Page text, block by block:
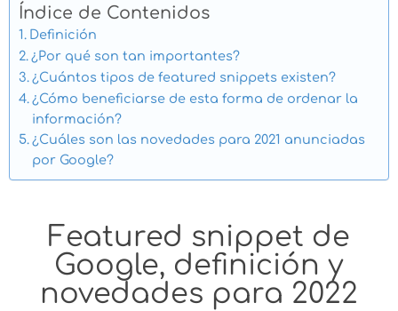
Índice de Contenidos
Definición
¿Por qué son tan importantes?
¿Cuántos tipos de featured snippets existen?
¿Cómo beneficiarse de esta forma de ordenar la
información?
¿Cuáles son las novedades para 2021 anunciadas
por Google?
Featured snippet de
Google, definición y
novedades para 2022